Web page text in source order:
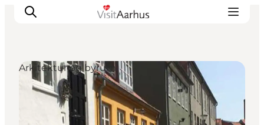
Oplevelser
Kalender
Arkitektur og byrum